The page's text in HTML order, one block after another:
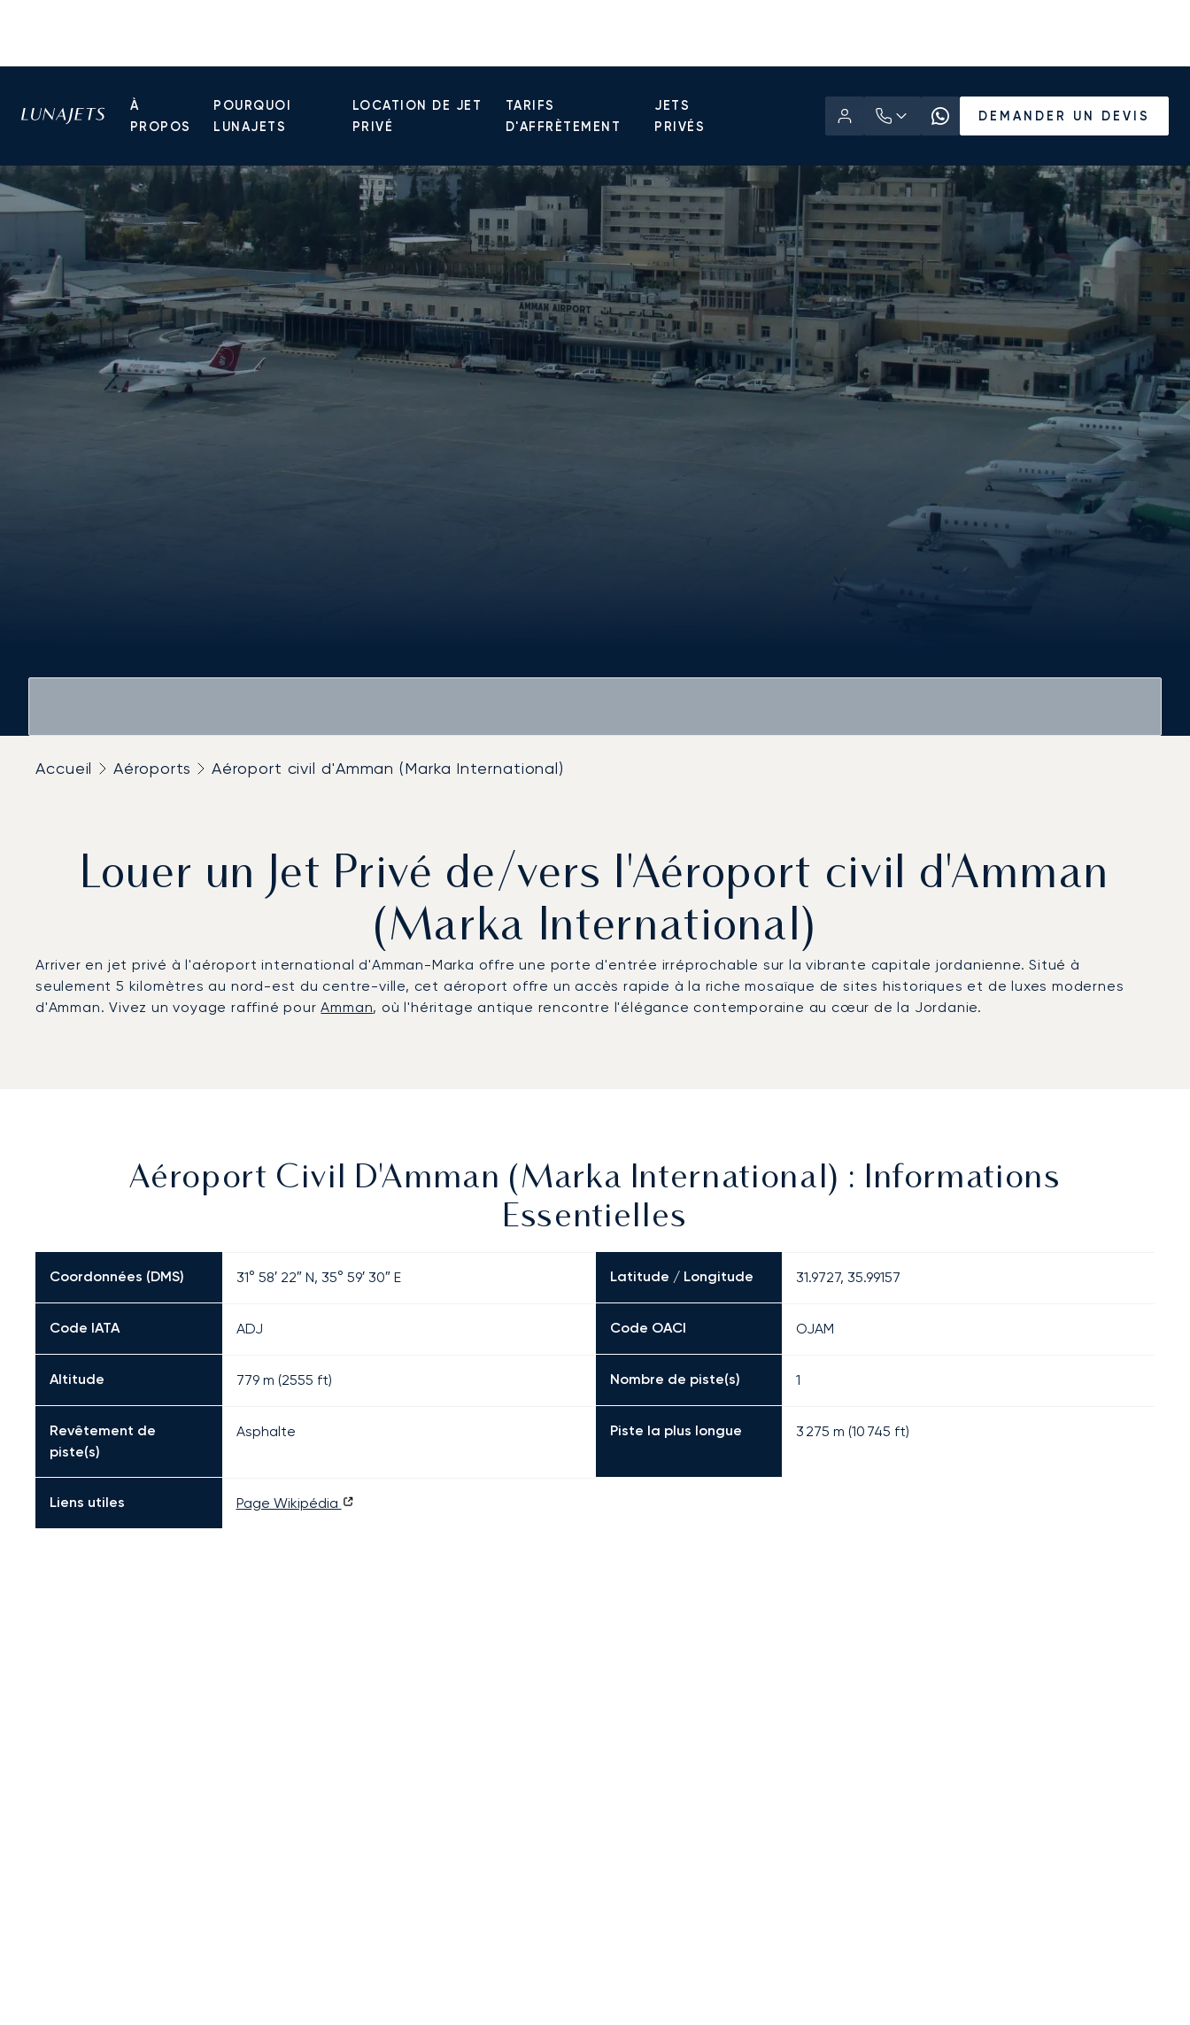
À
PROPOS
POURQUOI
LUNAJETS
LOCATION DE JET
PRIVÉ
TARIFS
D'AFFRÈTEMENT
JETS
PRIVÉS
DEMANDER UN DEVIS
Accueil Aéroports Aéroport civil d'Amman (Marka International)
Louer un Jet Privé de/vers l'Aéroport civil d'Amman
(Marka International)
Arriver en jet privé à l'aéroport international d'Amman-Marka offre une porte d'entrée irréprochable sur la vibrante capitale jordanienne. Situé à
seulement 5 kilomètres au nord-est du centre-ville, cet aéroport offre un accès rapide à la riche mosaïque de sites historiques et de luxes modernes
d'Amman. Vivez un voyage raffiné pourAmman, où l'héritage antique rencontre l'élégance contemporaine au cœur de la Jordanie.
Aéroport Civil D'Amman (Marka International) : Informations
Essentielles
Coordonnées (DMS) 31° 58′ 22″ N, 35° 59′ 30″ E Latitude / Longitude 31.9727, 35.99157
Code IATA ADJ Code OACI OJAM
Altitude 779 m (2555 ft) Nombre de piste(s) 1
Revêtement de
piste(s)
Asphalte Piste la plus longue 3 275 m (10 745 ft)
Liens utiles Page Wikipédia